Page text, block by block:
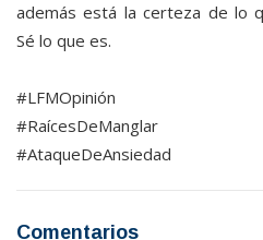
además está la certeza de lo
Sé lo que es.
#LFMOpinión
#RaícesDeManglar
#AtaqueDeAnsiedad
Comentarios